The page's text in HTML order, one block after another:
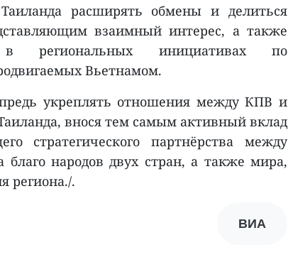
расширять обмены и делиться
взаимный интерес, а также
в региональных инициативах по
Вьетнамом.
укреплять отношения между КПВ и
внося тем самым активный вклад
стратегического партнёрства между
народов двух стран, а также мира,
региона./.
ВИА